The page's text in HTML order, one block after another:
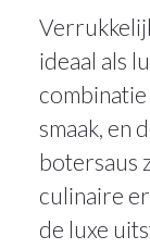
ideaal als
combinatie
smaak, en
botersaus
culinaire
de luxe